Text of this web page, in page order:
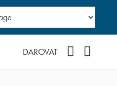
DAROVAT